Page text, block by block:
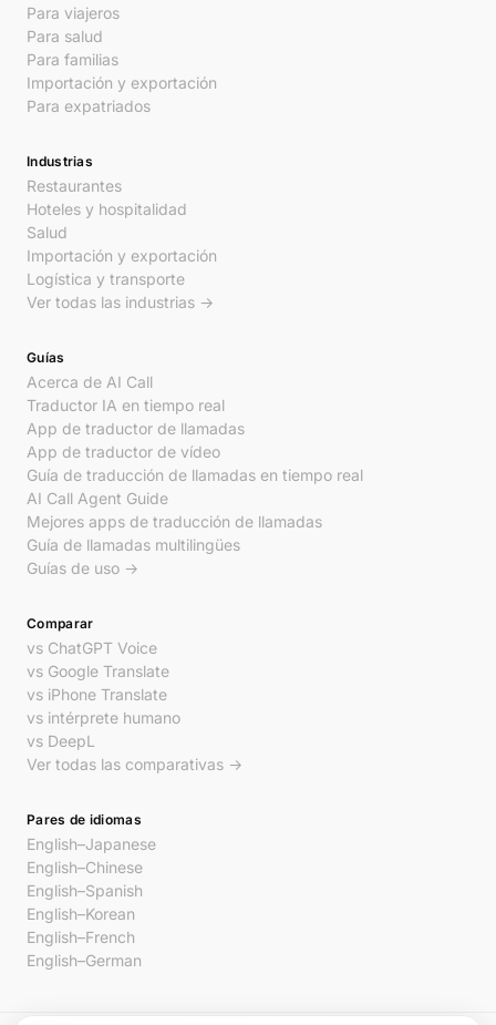
Para viajeros
Para salud
Para familias
Importación y exportación
Para expatriados
Industrias
Restaurantes
Hoteles y hospitalidad
Salud
Importación y exportación
Logística y transporte
Ver todas las industrias →
Guías
Acerca de AI Call
Traductor IA en tiempo real
App de traductor de llamadas
App de traductor de vídeo
Guía de traducción de llamadas en tiempo real
AI Call Agent Guide
Mejores apps de traducción de llamadas
Guía de llamadas multilingües
Guías de uso →
Comparar
vs ChatGPT Voice
vs Google Translate
vs iPhone Translate
vs intérprete humano
vs DeepL
Ver todas las comparativas →
Pares de idiomas
English–Japanese
English–Chinese
English–Spanish
English–Korean
English–French
English–German